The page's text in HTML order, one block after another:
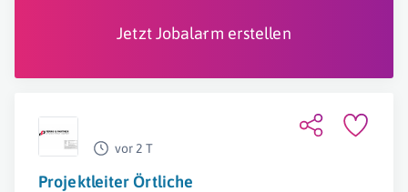
Jetzt Jobalarm erstellen
vor 2 T
Projektleiter Örtliche